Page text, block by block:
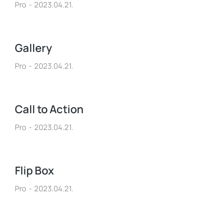
Pro 2023.04.21.
Gallery
Pro 2023.04.21.
Call to Action
Pro 2023.04.21.
Flip Box
Pro 2023.04.21.